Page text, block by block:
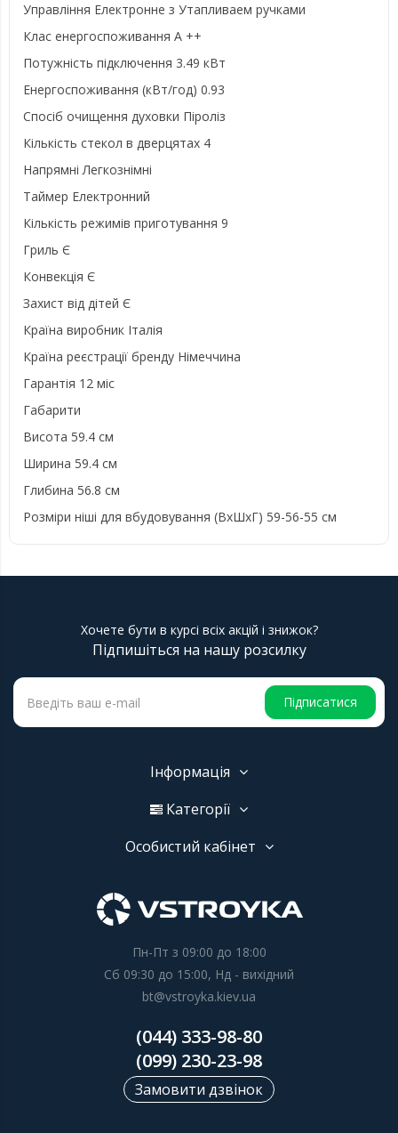
Управління Електронне з Утапливаем ручками
Клас енергоспоживання A ++
Потужність підключення 3.49 кВт
Енергоспоживання (кВт/год) 0.93
Спосіб очищення духовки Піроліз
Кількість стекол в дверцятах 4
Напрямні Легкознімні
Таймер Електронний
Кількість режимів приготування 9
Гриль Є
Конвекція Є
Захист від дітей Є
Країна виробник Італія
Країна реєстрації бренду Німеччина
Гарантія 12 міс
Габарити
Висота 59.4 см
Ширина 59.4 см
Глибина 56.8 см
Розміри ніші для вбудовування (ВхШхГ) 59-56-55 см
Хочете бути в курсі всіх акцій і знижок?
Підпишіться на нашу розсилку
Підписатися
Інформація
Категорії
Особистий кабінет
Пн-Пт з 09:00 до 18:00
Сб 09:30 до 15:00, Нд - вихідний
bt@vstroyka.kiev.ua
(044) 333-98-80
(099) 230-23-98
Замовити дзвінок